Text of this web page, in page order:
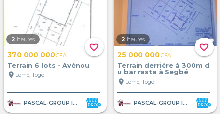
favorite_border
2 heures
370 000 000CFA
Terrain 6 lots - Avénou
location_on Lomé, Togo
PASCAL-GROUP IMMOBILIER
favorite_border
2 heures
25 000 000CFA
Terrain derrière à 300m d
u bar rasta à Segbé
location_on Lomé, Togo
PASCAL-GROUP IMMOBILIER